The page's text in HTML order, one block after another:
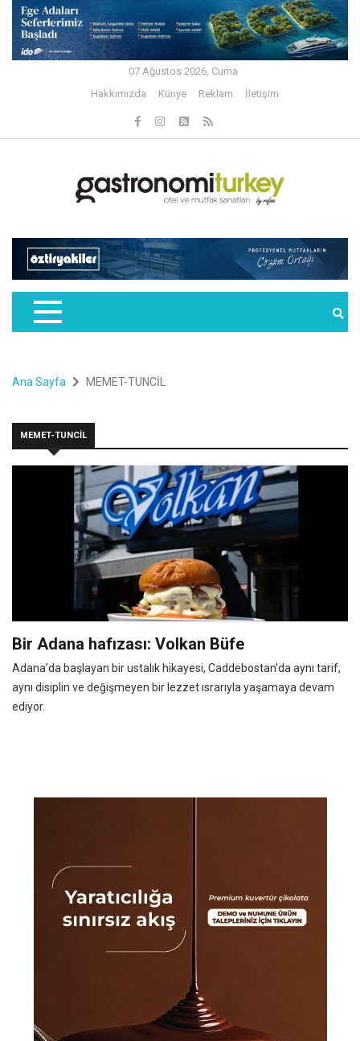
07 Ağustos 2026, Cuma
Hakkımızda
Künye Reklam İletişim
Ana Sayfa MEMET-TUNCİL
MEMET-TUNCİL
Bir Adana hafızası: Volkan Büfe
Adana’da başlayan bir ustalık hikayesi, Caddebostan’da aynı tarif,
aynı disiplin ve değişmeyen bir lezzet ısrarıyla yaşamaya devam
ediyor.